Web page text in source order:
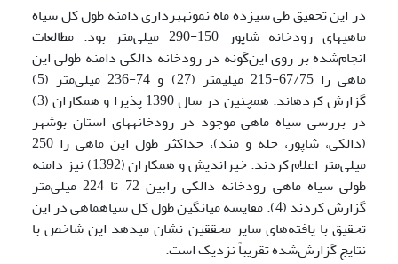
در این تحقیق طی سیزده ماه نمونه­برداری دامنه طول کل سیاه
ماهی­های رودخانه شاپور 150-290 میلی‌متر بود. مطالعات
انجام‌شده بر روی این‌گونه در رودخانه دالکی دامنه طولی این
ماهی را 67/75-215 میلیمتر (27) و 74-236 میلی‌متر (5)
گزارش کرده­اند. همچنین در سال 1390 پذیرا و همکاران (3)
در بررسی سیاه ماهی موجود در رودخانه­های استان بوشهر
(دالکی، شاپور، حله و مند)، حداکثر طول این ماهی را 250
میلی‌متر اعلام کردند. خیراندیش و همکاران (1392) نیز دامنه
طولی سیاه ماهی رودخانه دالکی رابین 72 تا 224 میلی‌متر
گزارش کردند (4). مقایسه میانگین طول کل سیاه­ماهی در این
تحقیق با یافته‌های سایر محققین نشان می­دهد این شاخص با
نتایج گزارش‌شده تقریباً نزدیک است.